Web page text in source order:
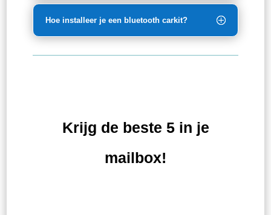
Hoe installeer je een bluetooth carkit?
Krijg de beste 5 in je
mailbox!